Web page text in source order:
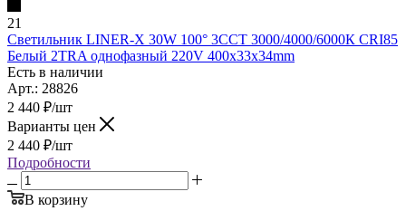
21
Светильник LINER-X 30W 100° 3ССТ 3000/4000/6000К CRI85
Белый 2TRA однофазный 220V 400x33x34mm
Есть в наличии
Арт.: 28826
2 440 ₽/шт
Варианты цен
2 440 ₽/шт
Подробности
В корзину